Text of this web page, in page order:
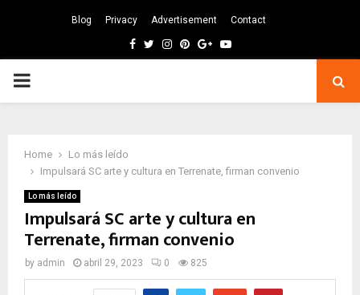
Blog Privacy Advertisement Contact
Facebook
TwitterInstagram
Pinterest
GoogleYoutube
PRIMARY
Home
Lo más leído
Impulsará SC arte y cultura en Terrenate, firman convenio
Lo más leído
Impulsará SC arte y cultura en
Terrenate, firman convenio
by admin abril 29, 2023 0 825